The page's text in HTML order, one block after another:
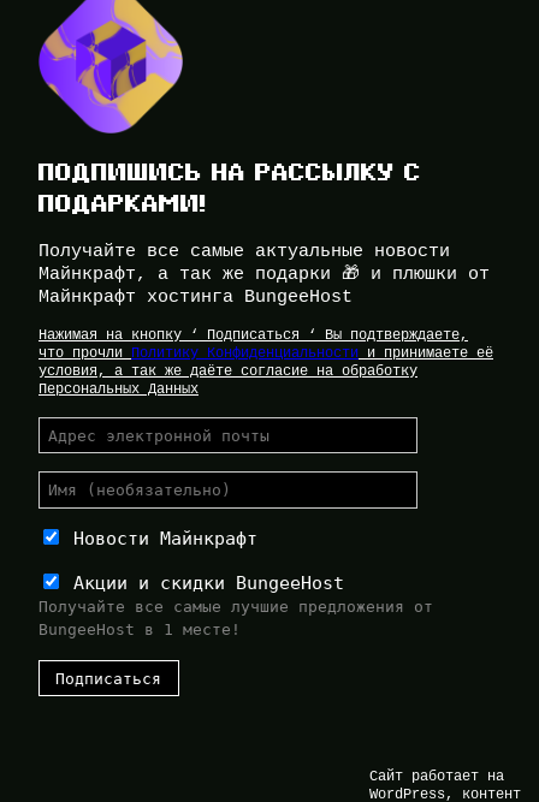
ПОДПИШИСЬ НА РАССЫЛКУ С
ПОДАРКАМИ!
Получайте все самые актуальные новости
Майнкрафт, а так же подарки 🎁 и плюшки от
Майнкрафт хостинга BungeeHost
Нажимая на кнопку ‘ Подписаться ‘ Вы подтверждаете,
что прочли Политику Конфиденциальности и принимаете её
условия, а так же даёте согласие на обработку
Персональных Данных
Новости Майнкрафт
Акции и скидки BungeeHost
Получайте все самые лучшие предложения от
BungeeHost в 1 месте!
Сайт работает на
WordPress, контент